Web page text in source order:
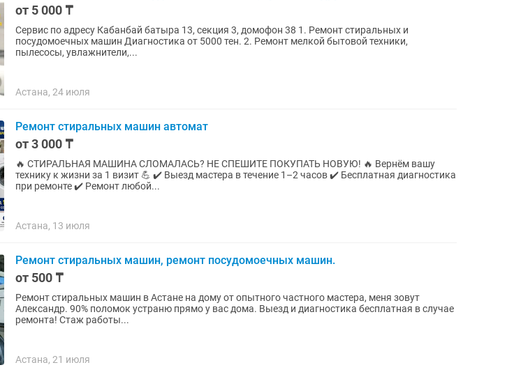
от 5 000 ₸
Сервис по адресу Кабанбай батыра 13, секция 3, домофон 38 1. Ремонт стиральных и
посудомоечных машин Диагностика от 5000 тен. 2. Ремонт мелкой бытовой техники,
пылесосы, увлажнители,...
Астана, 24 июля
Ремонт стиральных машин автомат
от 3 000 ₸
🔥 СТИРАЛЬНАЯ МАШИНА СЛОМАЛАСЬ? НЕ СПЕШИТЕ ПОКУПАТЬ НОВУЮ! 🔥 Вернём вашу
технику к жизни за 1 визит 💪 ✔️ Выезд мастера в течение 1–2 часов ✔️ Бесплатная диагностика
при ремонте ✔️ Ремонт любой...
Астана, 13 июля
Ремонт стиральных машин, ремонт посудомоечных машин.
от 500 ₸
Ремонт стиральных машин в Астане на дому от опытного частного мастера, меня зовут
Александр. 90% поломок устраню прямо у вас дома. Выезд и диагностика бесплатная в случае
ремонта! Стаж работы...
Астана, 21 июля